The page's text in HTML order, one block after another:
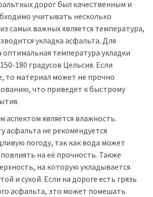
дорог был качественным и
учитывать несколько
самых важных является температура,
укладка асфальта. Для
оптимальная температура укладки
180 градусов Цельсия. Если
то материал может не прочно
что приведет к быстрому
является влажность.
асфальта не рекомендуется
погоду, так как вода может
на её прочность. Также
на которую укладывается
и сухой. Если на дороге есть грязь
асфальта, это может помешать